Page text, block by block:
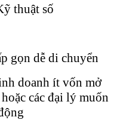
thuật số
gọn dễ di chuyển
doanh ít vốn mở
các đại lý muốn